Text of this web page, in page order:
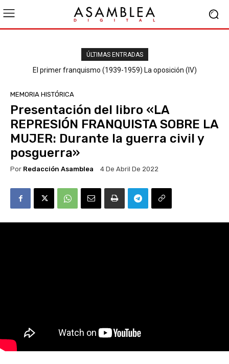
ÚLTIMAS ENTRADAS
El primer franquismo (1939-1959) La oposición (IV)
El primer franquismo (1939-1959) La oposición (III) El PSOE
MEMORIA HISTÓRICA
Presentación del libro «LA
REPRESIÓN FRANQUISTA SOBRE LA
MUJER: Durante la guerra civil y
posguerra»
Por Redacción Asamblea 4 De Abril De 2022